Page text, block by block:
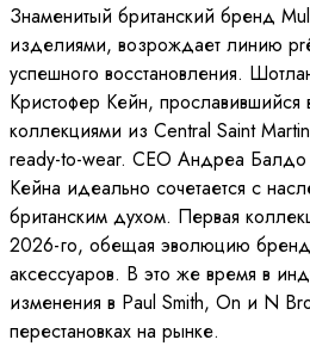
Знаменитый британский бренд
изделиями, возрождает линию
успешного восстановления.
Кристофер Кейн,
коллекциями из Central Saint
ready-to-wear. CEO Андреа Балдо
Кейна идеально сочетается с
британским духом. Первая
2026-го, обещая эволюцию
аксессуаров. В это же время в
изменения в Paul Smith, On и N
перестановках на рынке.